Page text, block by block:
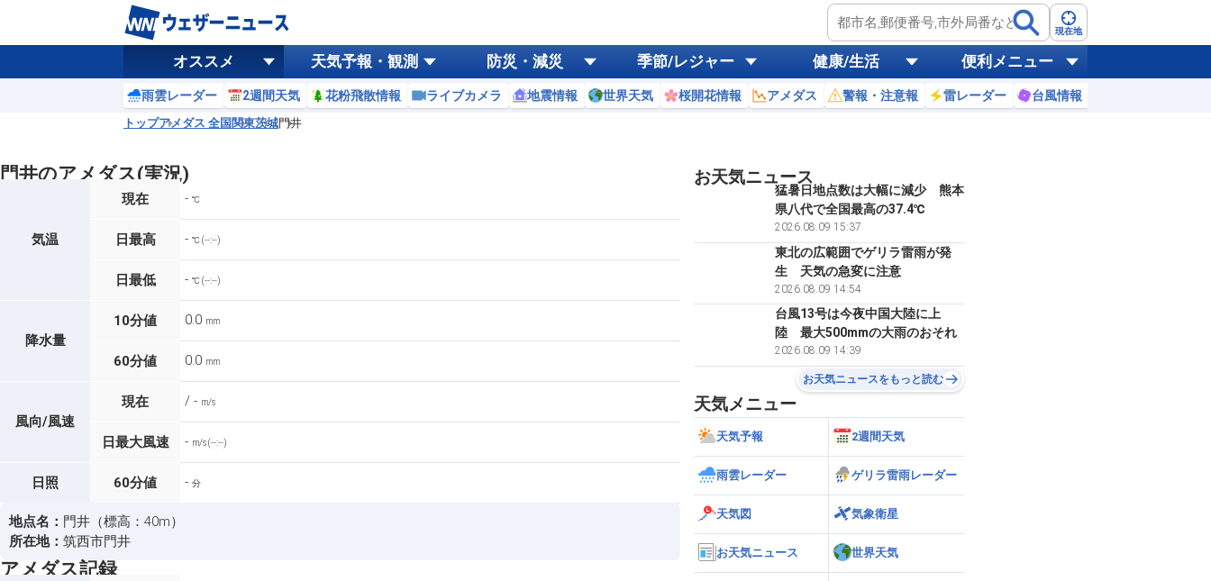
現在地
オススメ 天気予報・観測 防災・減災 季節/レジャー 健康/生活 便利メニュー
雨雲レーダー 2週間天気 花粉飛散情報 ライブカメラ 地震情報 世界天気 桜開花情報 アメダス 警報・注意報 雷レーダー 台風情報
トップアメダス 全国 関東茨城門井
門井のアメダス(実況)
気温
現在 - ℃
日最高 - ℃ (--:--)
日最低 - ℃ (--:--)
降水量
10分値 0.0 mm
60分値 0.0 mm
風向/風速
現在 / - m/s
日最大風速 - m/s (--:--)
日照 60分値 - 分
地点名： 門井（標高：40m）
所在地： 筑西市門井
アメダス記録
お天気ニュース
猛暑日地点数は大幅に減少 熊本
県八代で全国最高の37.4℃
2026.08.09 15:37
東北の広範囲でゲリラ雷雨が発
生 天気の急変に注意
2026.08.09 14:54
台風13号は今夜中国大陸に上
陸 最大500mmの大雨のおそれ
2026.08.09 14:39
お天気ニュースをもっと読む
天気メニュー
天気予報 2週間天気
雨雲レーダー ゲリラ雷雨レーダー
天気図 気象衛星
お天気ニュース 世界天気